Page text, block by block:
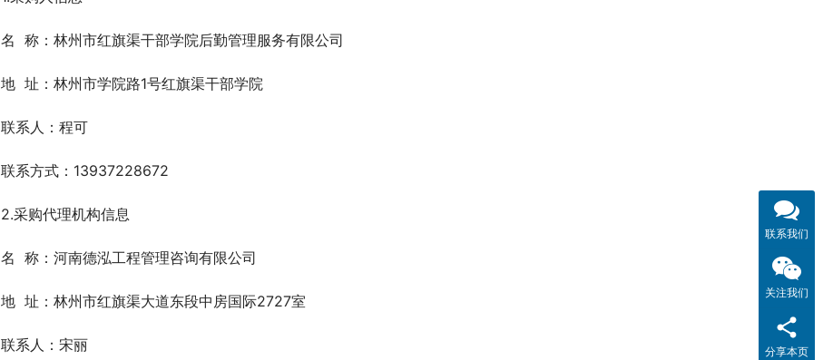
名  称：林州市红旗渠干部学院后勤管理服务有限公司
地  址：林州市学院路1号红旗渠干部学院
联系人：程可
联系方式：13937228672
2.采购代理机构信息
名  称：河南德泓工程管理咨询有限公司
地  址：林州市红旗渠大道东段中房国际2727室
联系人：宋丽
联系我们
关注我们
分享本页